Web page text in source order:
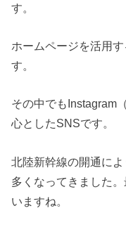
す。
ホームページを活用
す。
その中でもInstagram
心としたSNSです。
北陸新幹線の開通に
多くなってきました
いますね。